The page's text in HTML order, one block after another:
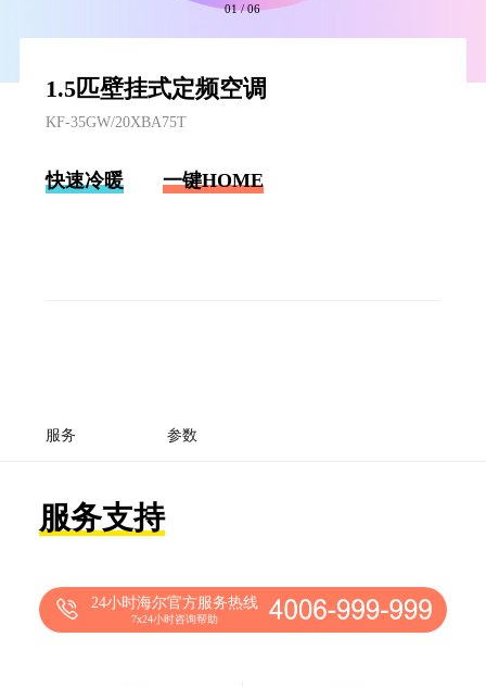
01/06
1.5匹壁挂式定频空调
KF-35GW/20XBA75T
快速冷暖 一键HOME
服务 参数
服务支持
24小时海尔官方服务热线
7x24小时咨询帮助